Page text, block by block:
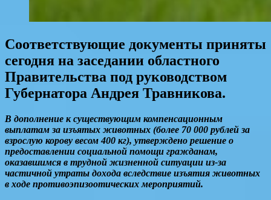
Соответствующие документы приняты
сегодня на заседании областного
Правительства под руководством
Губернатора Андрея Травникова.
В дополнение к существующим компенсационным
выплатам за изъятых животных (более 70 000 рублей за
взрослую корову весом 400 кг), утверждено решение о
предоставлении социальной помощи гражданам,
оказавшимся в трудной жизненной ситуации из-за
частичной утраты дохода вследствие изъятия животных
в ходе противоэпизоотических мероприятий.